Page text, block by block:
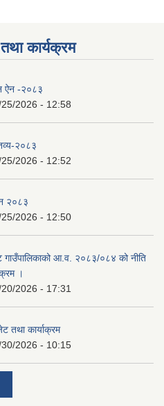
कार्यक्रम
ऐन -२०८३
2026 - 12:58
२०८३
2026 - 12:52
२०८३
2026 - 12:50
गाउँपालिकाको आ.व. २०८३/०८४ को नीति
।
2026 - 17:31
तथा कार्याक्रम
2026 - 10:15